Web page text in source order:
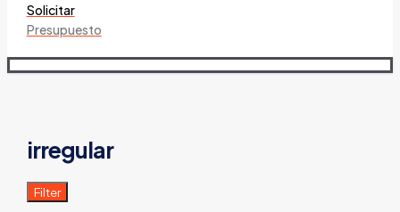
Solicitar
Presupuesto
irregular
Filter